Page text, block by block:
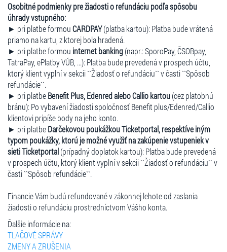
Osobitné podmienky pre žiadosti o refundáciu podľa spôsobu
úhrady vstupného:
► pri platbe formouCARDPAY(platba kartou): Platba bude vrátená
priamo na kartu, z ktorej bola hradená.
► pri platbe formou internet banking(napr.: SporoPay, ČSOBpay,
TatraPay, ePlatby VÚB, ...): Platba bude prevedená v prospech účtu,
ktorý klient vyplní v sekcii ``Žiadosť o refundáciu`` v časti ``Spôsob
refundácie``.
► pri platbeBenefit Plus, Edenred alebo Callio kartou(cez platobnú
bránu): Po vybavení žiadosti spoločnosť Benefit plus/Edenred/Callio
klientovi pripíše body na jeho konto.
► pri platbeDarčekovou poukážkou Ticketportal, respektíve iným
typom poukážky, ktorú je možné využiť na zakúpenie vstupeniek v
sieti Ticketportal(prípadný doplatok kartou): Platba bude prevedená
v prospech účtu, ktorý klient vyplní v sekcii ``Žiadosť o refundáciu`` v
časti ``Spôsob refundácie``.
Financie Vám budú refundované v zákonnej lehote od zaslania
žiadosti o refundáciu prostredníctvom Vášho konta.
Ďalšie informácie na:
TLAČOVÉ SPRÁVY
ZMENY A ZRUŠENIA